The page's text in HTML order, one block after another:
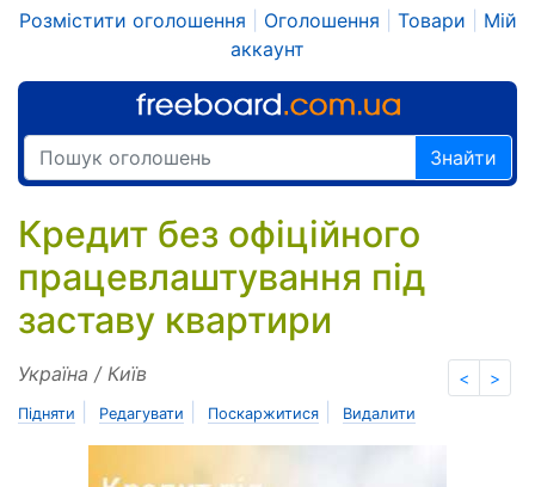
Розмістити оголошення Оголошення Товари
Мій
аккаунт
Знайти
Кредит без офіційного
працевлаштування під
заставу квартири
< >
Україна / Київ
Підняти Редагувати Поскаржитися Видалити